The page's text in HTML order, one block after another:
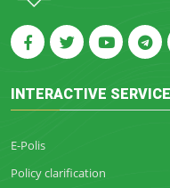
INTERACTIVE
E-Polis
Policy clarification